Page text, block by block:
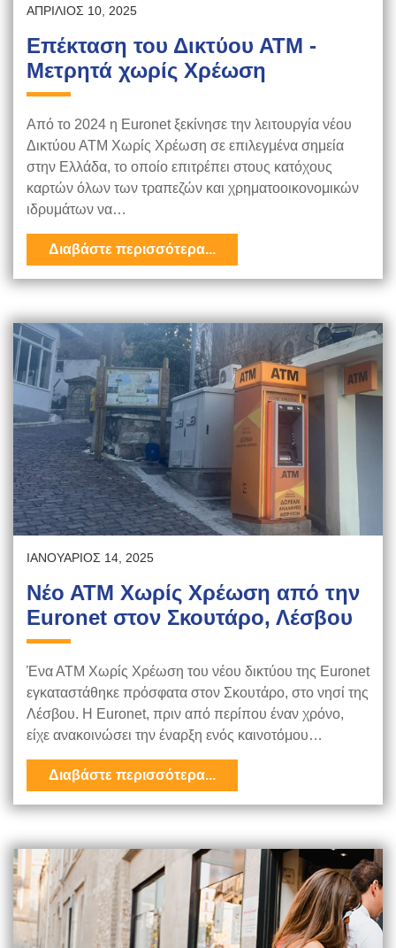
ΑΠΡΊΛΙΟΣ 10, 2025
Επέκταση του Δικτύου ΑΤΜ -
Μετρητά χωρίς Χρέωση
Από το 2024 η Euronet ξεκίνησε την λειτουργία νέου
Δικτύου ΑΤΜ Χωρίς Χρέωση σε επιλεγμένα σημεία
στην Ελλάδα, το οποίο επιτρέπει στους κατόχους
καρτών όλων των τραπεζών και χρηματοοικονομικών
ιδρυμάτων να…
Διαβάστε περισσότερα...
ΙΑΝΟΥΆΡΙΟΣ 14, 2025
Νέο ΑΤΜ Χωρίς Χρέωση από την
Euronet στον Σκουτάρο, Λέσβου
Ένα ΑΤΜ Χωρίς Χρέωση του νέου δικτύου της Euronet
εγκαταστάθηκε πρόσφατα στον Σκουτάρο, στο νησί της
Λέσβου. Η Euronet, πριν από περίπου έναν χρόνο,
είχε ανακοινώσει την έναρξη ενός καινοτόμου…
Διαβάστε περισσότερα...